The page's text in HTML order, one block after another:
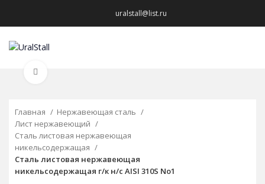
uralstall@list.ru
Главная
Нержавеющая сталь
Лист нержавеющий
Сталь листовая нержавеющая
никельсодержащая
Сталь листовая нержавеющая
никельсодержащая г/к н/с AISI 310S No1